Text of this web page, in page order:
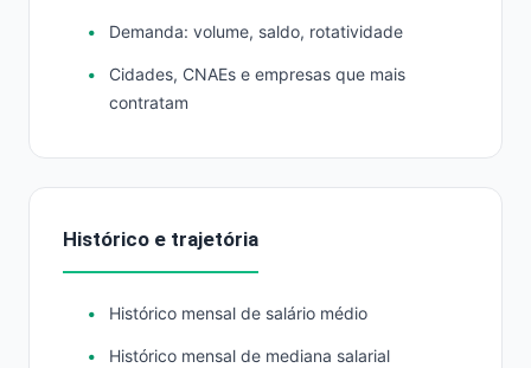
Demanda: volume, saldo, rotatividade
Cidades, CNAEs e empresas que mais
contratam
Histórico e trajetória
Histórico mensal de salário médio
Histórico mensal de mediana salarial